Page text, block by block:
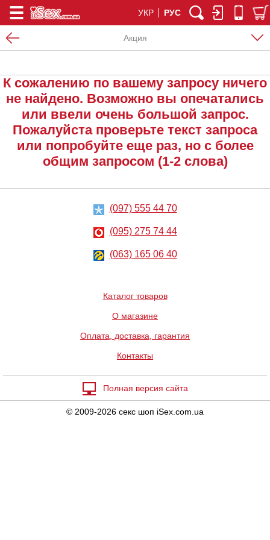
УКР РУС
Акция
К сожалению по вашему запросу ничего
не найдено. Возможно вы опечатались
или ввели очень большой запрос.
Пожалуйста проверьте текст запроса
или попробуйте еще раз, но с более
общим запросом (1-2 слова)
(097) 555 44 70
(095) 275 74 44
(063) 165 06 40
Каталог товаров
О магазине
Оплата, доставка, гарантия
Контакты
Полная версия сайта
© 2009-2026 секс шоп iSex.com.ua